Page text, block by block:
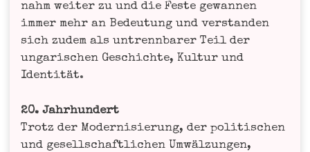
nahm wei­ter zu und die Fes­te gewan­nen
immer mehr an Bedeu­tung und ver­stan­den
sich zudem als untrenn­ba­rer Teil der
unga­ri­schen Geschich­te, Kul­tur und
Identität.
20. Jahr­hun­dert
Trotz der Moder­ni­sie­rung, der poli­ti­schen
und gesell­schaft­li­chen Umwäl­zun­gen,